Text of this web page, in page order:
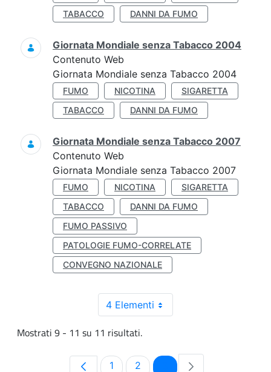
TABACCO
DANNI DA FUMO
Giornata Mondiale senza Tabacco 2004
Contenuto Web
Giornata Mondiale senza Tabacco 2004
FUMO NICOTINA
SIGARETTA
TABACCO
DANNI DA FUMO
Giornata Mondiale senza Tabacco 2007
Contenuto Web
Giornata Mondiale senza Tabacco 2007
FUMO NICOTINA
SIGARETTA
TABACCO
DANNI DA FUMO
FUMO PASSIVO
PATOLOGIE FUMO-CORRELATE
CONVEGNO NAZIONALE
4 Elementi
Mostrati 9 - 11 su 11 risultati.
Pagina
1 Pagina
2 Pagina